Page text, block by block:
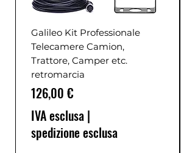
Galileo Kit Professionale
Telecamere Camion,
Trattore, Camper etc.
retromarcia
Prezzo
126,00 €
IVA esclusa |
spedizione esclusa